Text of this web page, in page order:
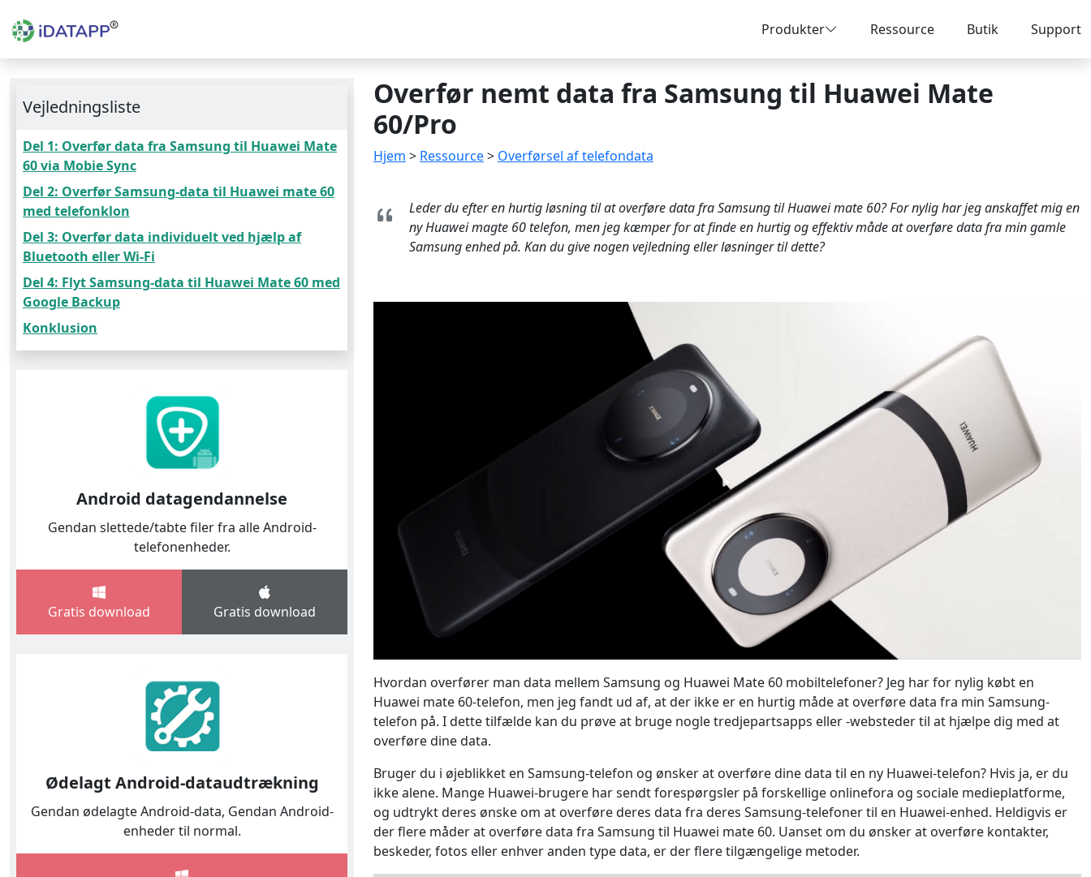
Produkter Ressource Butik Support
Vejledningsliste
Del 1: Overfør data fra Samsung til Huawei Mate
60 via Mobie Sync
Del 2: Overfør Samsung-data til Huawei mate 60
med telefonklon
Del 3: Overfør data individuelt ved hjælp af
Bluetooth eller Wi-Fi
Del 4: Flyt Samsung-data til Huawei Mate 60 med
Google Backup
Konklusion
Android datagendannelse
Gendan slettede/tabte filer fra alle Android-
telefonenheder.
Gratis download Gratis download
Ødelagt Android-dataudtrækning
Gendan ødelagte Android-data, Gendan Android-
enheder til normal.
Overfør nemt data fra Samsung til Huawei Mate
60/Pro
Hjem > Ressource> Overførsel af telefondata
Leder du efter en hurtig løsning til at overføre data fra Samsung til Huawei mate 60? For nylig har jeg anskaffet mig en
ny Huawei magte 60 telefon, men jeg kæmper for at finde en hurtig og effektiv måde at overføre data fra min gamle
Samsung enhed på. Kan du give nogen vejledning eller løsninger til dette?
Hvordan overfører man data mellem Samsung og Huawei Mate 60 mobiltelefoner? Jeg har for nylig købt en
Huawei mate 60-telefon, men jeg fandt ud af, at der ikke er en hurtig måde at overføre data fra min Samsung-
telefon på. I dette tilfælde kan du prøve at bruge nogle tredjepartsapps eller -websteder til at hjælpe dig med at
overføre dine data.
Bruger du i øjeblikket en Samsung-telefon og ønsker at overføre dine data til en ny Huawei-telefon? Hvis ja, er du
ikke alene. Mange Huawei-brugere har sendt forespørgsler på forskellige onlinefora og sociale medieplatforme,
og udtrykt deres ønske om at overføre deres data fra deres Samsung-telefoner til en Huawei-enhed. Heldigvis er
der flere måder at overføre data fra Samsung til Huawei mate 60. Uanset om du ønsker at overføre kontakter,
beskeder, fotos eller enhver anden type data, er der flere tilgængelige metoder.